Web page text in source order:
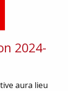
2024-
aura lieu